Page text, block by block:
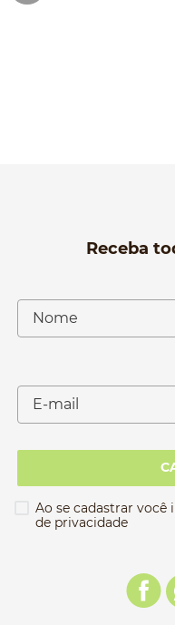
Receba
Ao se cadastrar você
de privacidade